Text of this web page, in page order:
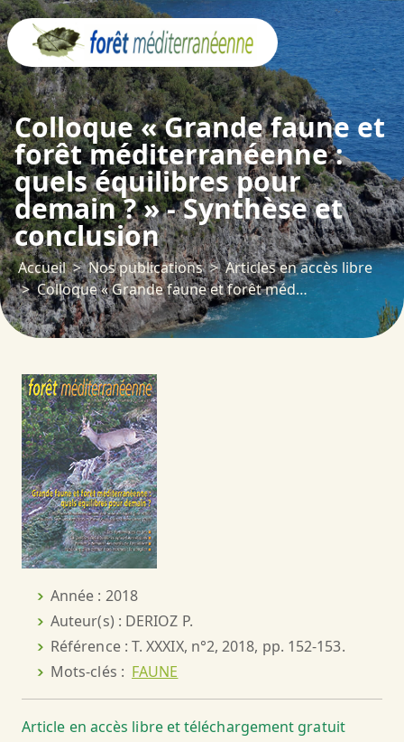
Colloque « Grande faune et
forêt méditerranéenne :
quels équilibres pour
demain ? » - Synthèse et
conclusion
Accueil Nos publications
Articles en accès libre
Colloque « Grande faune et forêt méditerranéenne : quels équilibres pour demain ? » - Synthèse et conclusion
Année : 2018
Auteur(s) : DERIOZ P.
Référence : T. XXXIX, n°2, 2018, pp. 152-153.
Mots-clés : FAUNE
Article en accès libre et téléchargement gratuit
Panneau de gestion des cookies